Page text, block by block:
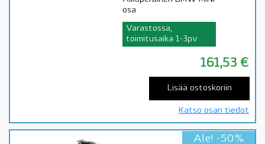
osa
Varastossa,
toimitusaika 1-3pv
161,53 €
Lisää ostoskoriin
Katso osan tiedot
Ale! -50%